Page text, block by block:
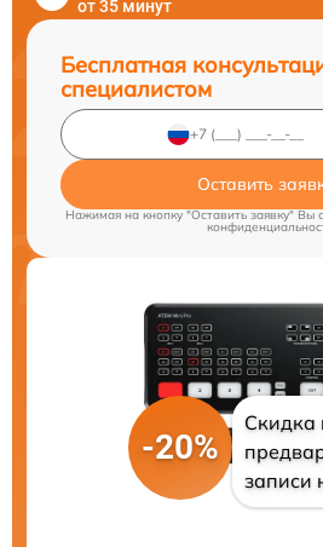
от 35 минут
Бесплатная
специалистом
Оставить
Нажимая на кнопку "Оставить заявку" Вы
-20%
Скидка
записи